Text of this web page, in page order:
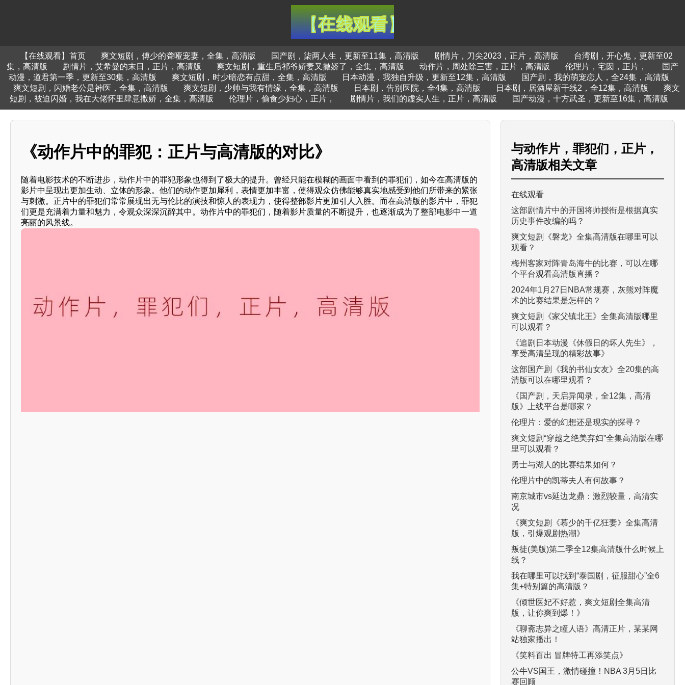
【在线观看】首页 爽文短剧，傅少的聋哑宠妻，全集，高清版 国产剧，柒两人生，更新至11集，高清版 剧情片，刀尖2023，正片，高清版
台湾剧，开心鬼，更新至02
集，高清版
剧情片，艾希曼的末日，正片，高清版 爽文短剧，重生后祁爷娇妻又撒娇了，全集，高清版 动作片，周处除三害，正片，高清版 伦理片，宅囡，正片，
国产
动漫，道君第一季，更新至30集，高清版
爽文短剧，时少暗恋有点甜，全集，高清版 日本动漫，我独自升级，更新至12集，高清版
国产剧，我的萌宠恋人，全24集，高清版
爽文短剧，闪婚老公是神医，全集，高清版
爽文短剧，少帅与我有情缘，全集，高清版 日本剧，告别医院，全4集，高清版 日本剧，居酒屋新干线2，全12集，高清版
爽文
短剧，被迫闪婚，我在大佬怀里肆意撒娇，全集，高清版
伦理片，偷食少妇心，正片， 剧情片，我们的虚实人生，正片，高清版 国产动漫，十方武圣，更新至16集，高清版
《动作片中的罪犯：正片与高清版的对比》
随着电影技术的不断进步，动作片中的罪犯形象也得到了极大的提升。曾经只能在模糊的画面中看到的罪犯们，如今在高清版的
影片中呈现出更加生动、立体的形象。他们的动作更加犀利，表情更加丰富，使得观众仿佛能够真实地感受到他们所带来的紧张
与刺激。正片中的罪犯们常常展现出无与伦比的演技和惊人的表现力，使得整部影片更加引人入胜。而在高清版的影片中，罪犯
们更是充满着力量和魅力，令观众深深沉醉其中。动作片中的罪犯们，随着影片质量的不断提升，也逐渐成为了整部电影中一道
亮丽的风景线。
与动作片，罪犯们，正片，
高清版相关文章
在线观看
这部剧情片中的开国将帅授衔是根据真实
历史事件改编的吗？
爽文短剧《磐龙》全集高清版在哪里可以
观看？
梅州客家对阵青岛海牛的比赛，可以在哪
个平台观看高清版直播？
2024年1月27日NBA常规赛，灰熊对阵魔
术的比赛结果是怎样的？
爽文短剧《家父镇北王》全集高清版哪里
可以观看？
《追剧日本动漫《休假日的坏人先生》，
享受高清呈现的精彩故事》
这部国产剧《我的书仙女友》全20集的高
清版可以在哪里观看？
《国产剧，天启异闻录，全12集，高清
版》上线平台是哪家？
伦理片：爱的幻想还是现实的探寻？
爽文短剧“穿越之绝美弃妇”全集高清版在哪
里可以观看？
勇士与湖人的比赛结果如何？
伦理片中的凯蒂夫人有何故事？
南京城市vs延边龙鼎：激烈较量，高清实
况
《爽文短剧《慕少的千亿狂妻》全集高清
版，引爆观剧热潮》
叛徒(美版)第二季全12集高清版什么时候上
线？
我在哪里可以找到“泰国剧，征服甜心”全6
集+特别篇的高清版？
《倾世医妃不好惹，爽文短剧全集高清
版，让你爽到爆！》
《聊斋志异之瞳人语》高清正片，某某网
站独家播出！
《笑料百出 冒牌特工再添笑点》
公牛VS国王，激情碰撞！NBA 3月5日比
赛回顾